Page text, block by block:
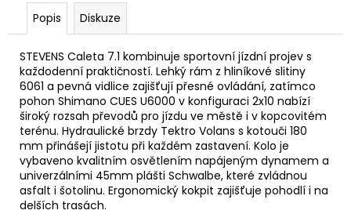
Popis Diskuze
STEVENS Caleta 7.1 kombinuje sportovní jízdní projev s
každodenní praktičností. Lehký rám z hliníkové slitiny
6061 a pevná vidlice zajišťují přesné ovládání, zatímco
pohon Shimano CUES U6000 v konfiguraci 2x10 nabízí
široký rozsah převodů pro jízdu ve městě i v kopcovitém
terénu. Hydraulické brzdy Tektro Volans s kotouči 180
mm přinášejí jistotu při každém zastavení. Kolo je
vybaveno kvalitním osvětlením napájeným dynamem a
univerzálními 45mm plášti Schwalbe, které zvládnou
asfalt i šotolinu. Ergonomický kokpit zajišťuje pohodlí i na
delších trasách.